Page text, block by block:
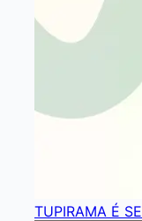
TUPIRAMA É